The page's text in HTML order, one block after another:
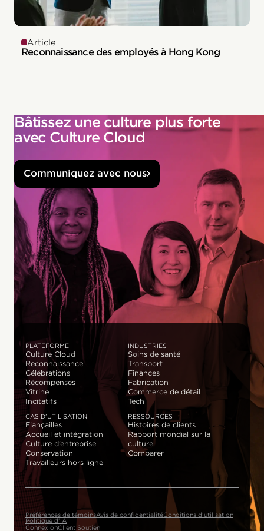
Article
Reconnaissance des employés à Hong Kong
Bâtissez une culture plus forte
avec Culture Cloud
Communiquez avec nous
PLATEFORME
Culture Cloud
Reconnaissance
Célébrations
Récompenses
Vitrine
Incitatifs
INDUSTRIES
Soins de santé
Transport
Finances
Fabrication
Commerce de détail
Tech
CAS D’UTILISATION
Fiançailles
Accueil et intégration
Culture d’entreprise
Conservation
Travailleurs hors ligne
RESSOURCES
Histoires de clients
Rapport mondial sur la
culture
Comparer
Préférences de témoinsAvis de confidentialitéConditions d’utilisation
Politique d’IA
ConnexionClient Soutien